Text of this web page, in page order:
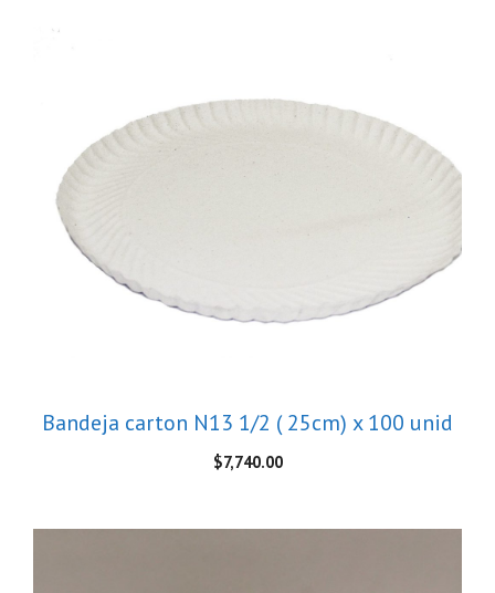
Bandeja carton N13 1/2 ( 25cm) x 100 unid
$7,740.00